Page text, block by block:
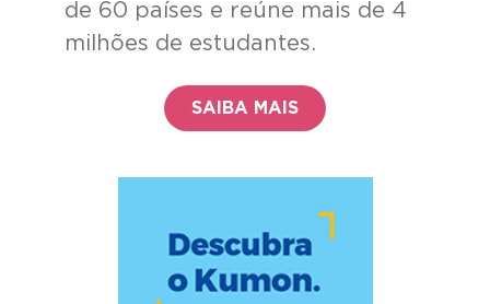
de 60 países e reúne mais de 4
milhões de estudantes.
SAIBA MAIS